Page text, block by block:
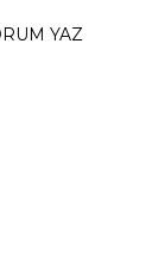
YAZ